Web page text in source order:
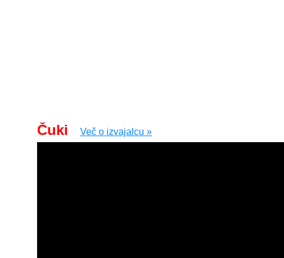
Čuki Več o izvajalcu »